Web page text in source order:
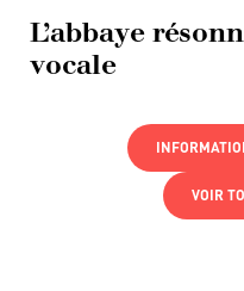
L’abbaye
vocale
VOIR